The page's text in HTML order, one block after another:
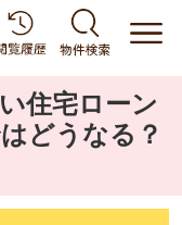
住宅ローン
どうなる？